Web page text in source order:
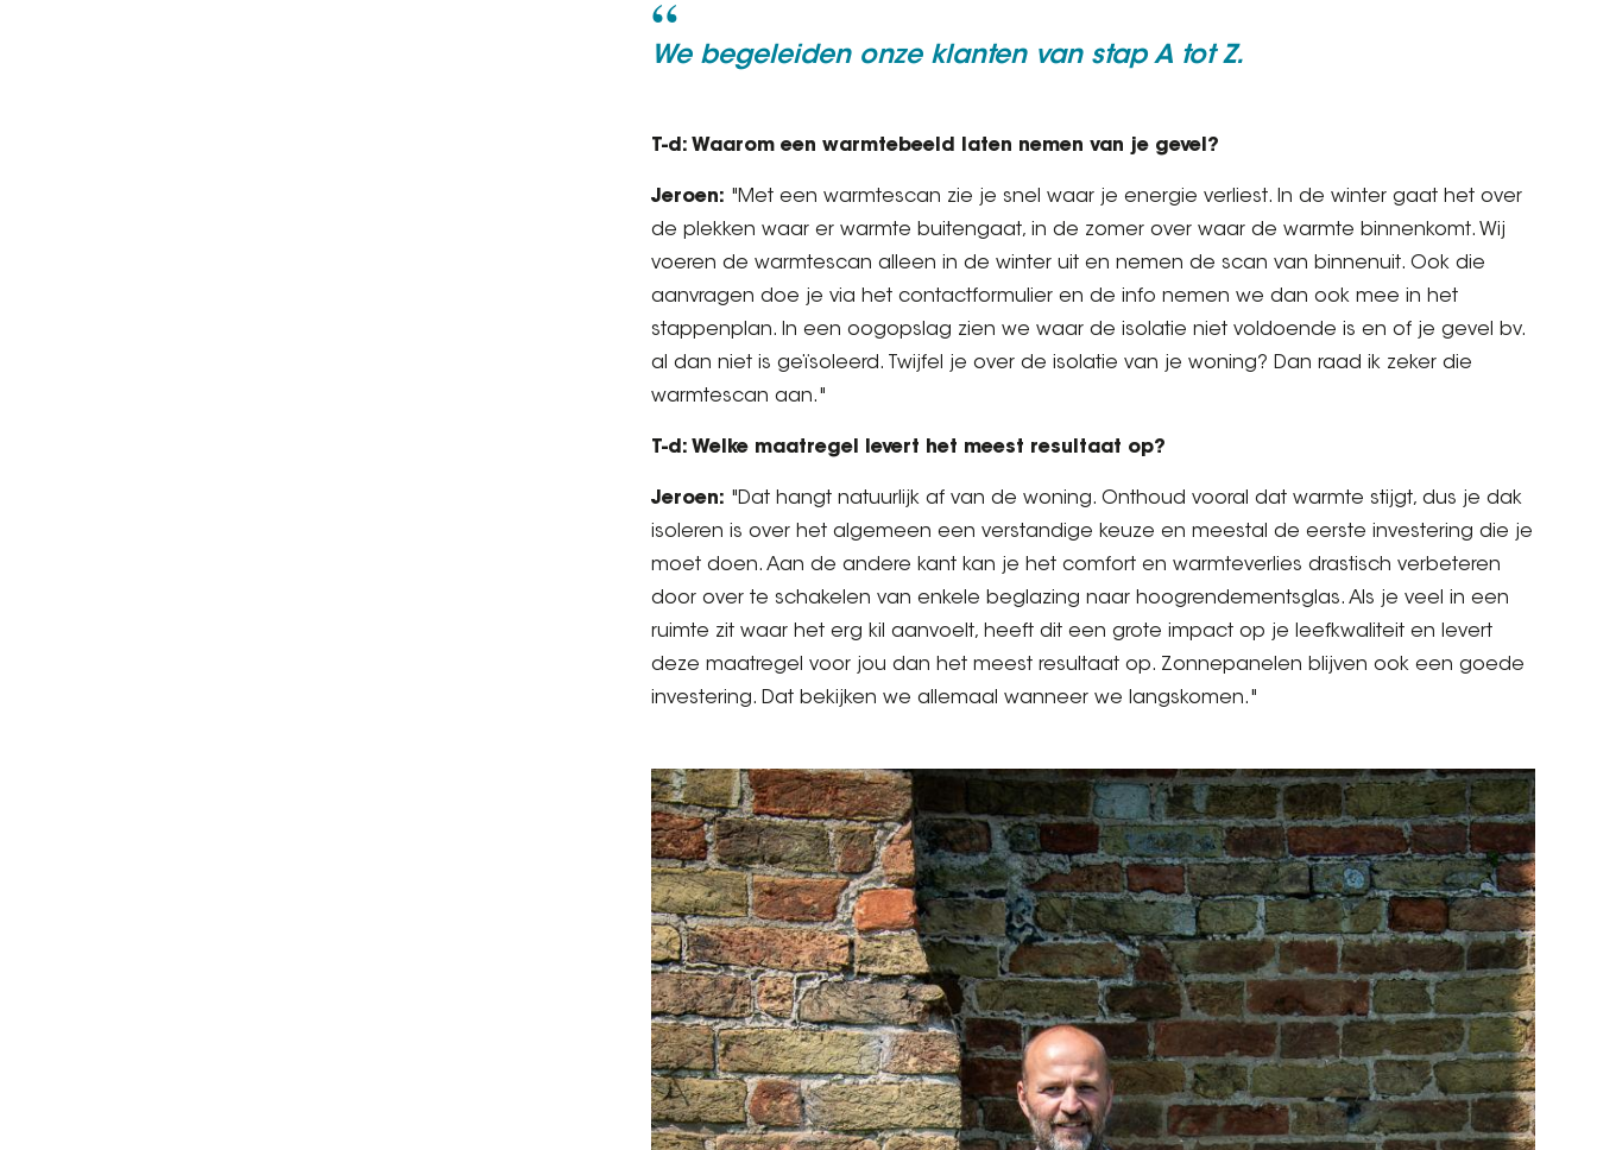
We begeleiden onze klanten van stap A tot Z.
T-d: Waarom een warmtebeeld laten nemen van je gevel?
Jeroen: "Met een warmtescan zie je snel waar je energie verliest. In de winter gaat het over
de plekken waar er warmte buitengaat, in de zomer over waar de warmte binnenkomt. Wij
voeren de warmtescan alleen in de winter uit en nemen de scan van binnenuit. Ook die
aanvragen doe je via het contactformulier en de info nemen we dan ook mee in het
stappenplan. In een oogopslag zien we waar de isolatie niet voldoende is en of je gevel bv.
al dan niet is geïsoleerd. Twijfel je over de isolatie van je woning? Dan raad ik zeker die
warmtescan aan."
T-d: Welke maatregel levert het meest resultaat op?
Jeroen: "Dat hangt natuurlijk af van de woning. Onthoud vooral dat warmte stijgt, dus je dak
isoleren is over het algemeen een verstandige keuze en meestal de eerste investering die je
moet doen. Aan de andere kant kan je het comfort en warmteverlies drastisch verbeteren
door over te schakelen van enkele beglazing naar hoogrendementsglas. Als je veel in een
ruimte zit waar het erg kil aanvoelt, heeft dit een grote impact op je leefkwaliteit en levert
deze maatregel voor jou dan het meest resultaat op. Zonnepanelen blijven ook een goede
investering. Dat bekijken we allemaal wanneer we langskomen."